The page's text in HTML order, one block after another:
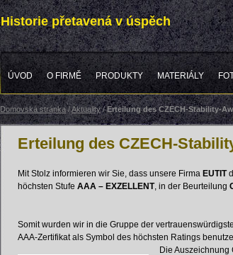
Historie přetavená v úspěch
ÚVOD O FIRMĚ PRODUKTY MATERIÁLY
Domovská stránka/Aktuality/Erteilung des CZECH-Stability-
Erteilung des CZECH-
Mit Stolz informieren wir Sie, dass unsere Firma EUTIT
höchsten Stufe AAA – EXZELLENT, in der Beurteilung
Somit wurden wir in die Gruppe der
AAA-Zertifikat als Symbol des höchsten Ratings
Die